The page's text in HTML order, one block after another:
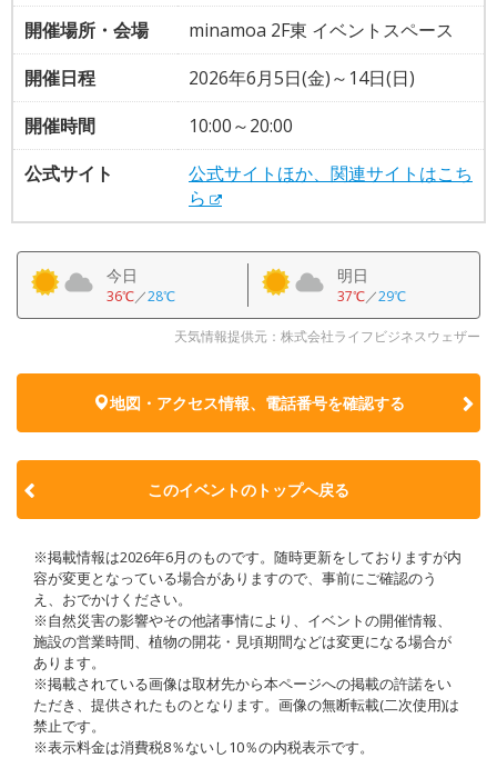
開催場所・会場
minamoa 2F東 イベントスペース
開催日程
2026年6月5日(金)～14日(日)
開催時間
10:00～20:00
公式サイト
公式サイトほか、関連サイトはこち
ら
今日
36℃／28℃
明日
37℃／29℃
天気情報提供元：株式会社ライフビジネスウェザー
地図・アクセス情報、電話番号を確認する
このイベントのトップへ戻る
※掲載情報は2026年6月のものです。随時更新をしておりますが内
容が変更となっている場合がありますので、事前にご確認のう
え、おでかけください。
※自然災害の影響やその他諸事情により、イベントの開催情報、
施設の営業時間、植物の開花・見頃期間などは変更になる場合が
あります。
※掲載されている画像は取材先から本ページへの掲載の許諾をい
ただき、提供されたものとなります。画像の無断転載(二次使用)は
禁止です。
※表示料金は消費税8％ないし10％の内税表示です。